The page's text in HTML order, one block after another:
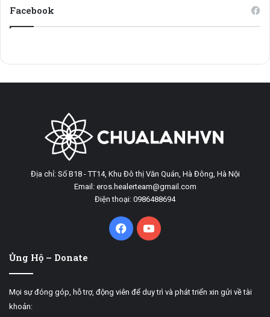
Facebook
Địa chỉ: Số B18 - TT14, Khu Đô thị Văn Quán, Hà Đông, Hà Nội
Email: eros.healerteam@gmail.com
Điện thoại: 0986488694
FacebookYouTube
Ủng Hộ – Donate
Mọi sự đóng góp, hỗ trợ, động viên để duy trì và phát triển xin gửi về tài
khoản: